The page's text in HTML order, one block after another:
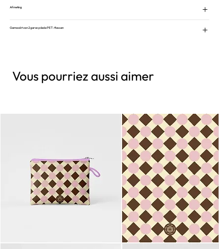
Afmeting
Gemaakt van 2 gerecyclede PET-flessen
Vous pourriez aussi aimer